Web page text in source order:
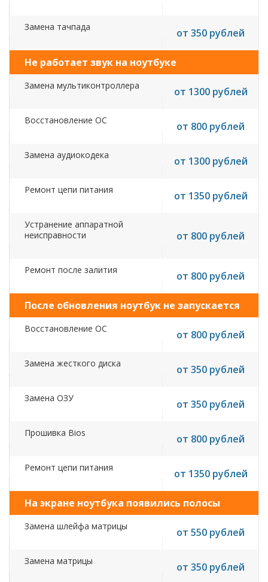
Замена тачпада от 350 рублей
Не работает звук на ноутбуке
Замена мультиконтроллера от 1300 рублей
Восстановление ОС от 800 рублей
Замена аудиокодека от 1300 рублей
Ремонт цепи питания от 1350 рублей
Устранение аппаратной
неисправности
от 800 рублей
Ремонт после залития от 800 рублей
После обновления ноутбук не запускается
Восстановление ОС от 800 рублей
Замена жесткого диска от 350 рублей
Замена ОЗУ от 350 рублей
Прошивка Bios от 800 рублей
Ремонт цепи питания от 1350 рублей
На экране ноутбука появились полосы
Замена шлейфа матрицы от 550 рублей
Замена матрицы от 350 рублей